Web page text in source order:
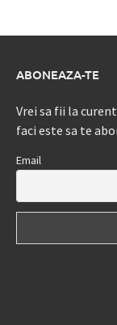
ABONEAZA-TE
Vrei sa fii la
faci este sa te
Email